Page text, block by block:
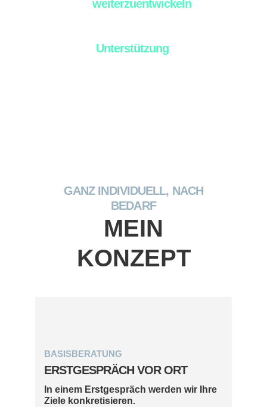
weiterzuentwickeln.
Unterstützung
GANZ INDIVIDUELL, NACH
BEDARF
MEIN
KONZEPT
BASISBERATUNG
ERSTGESPRÄCH VOR ORT
In einem Erstgespräch werden wir Ihre
Ziele konkretisieren.